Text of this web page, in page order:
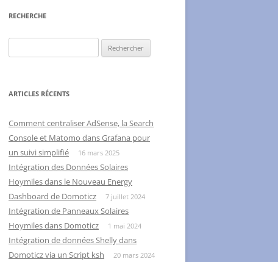
RECHERCHE
ARTICLES RÉCENTS
Comment centraliser AdSense, la Search
Console et Matomo dans Grafana pour
un suivi simplifié
16 mars 2025
Intégration des Données Solaires
Hoymiles dans le Nouveau Energy
Dashboard de Domoticz
7 juillet 2024
Intégration de Panneaux Solaires
Hoymiles dans Domoticz
1 mai 2024
Intégration de données Shelly dans
Domoticz via un Script ksh
20 mars 2024